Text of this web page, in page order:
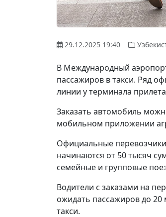
29.12.2025 19:40
В Международный
пассажиров в такси. Ряд
линии у терминала
Заказать автомобиль
мобильном приложении
Официальные
начинаются от 50 тысяч
семейные и групповые
Водители с заказами на
ожидать пассажиров до 20
такси.